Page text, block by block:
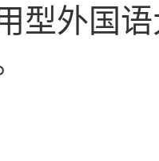
型外国